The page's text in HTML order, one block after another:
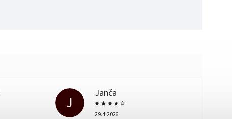
J
Janča
29.4.2026